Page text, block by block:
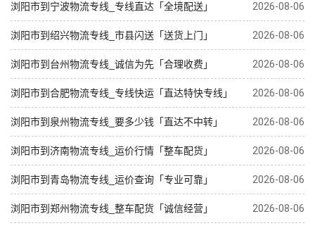
浏阳市到宁波物流专线_专线直达「全境配送」 2026-08-06
浏阳市到绍兴物流专线_市县闪送「送货上门」 2026-08-06
浏阳市到台州物流专线_诚信为先「合理收费」 2026-08-06
浏阳市到合肥物流专线_专线快运「直达特快专线」 2026-08-06
浏阳市到泉州物流专线_要多少钱「直达不中转」 2026-08-06
浏阳市到济南物流专线_运价行情「整车配货」 2026-08-06
浏阳市到青岛物流专线_运价查询「专业可靠」 2026-08-06
浏阳市到郑州物流专线_整车配货「诚信经营」 2026-08-06